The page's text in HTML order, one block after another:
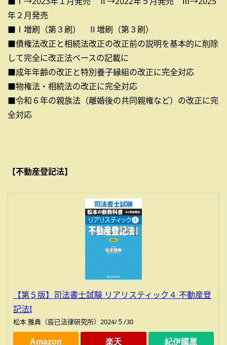
年２月発売
■Ⅰ増刷（第３刷） Ⅱ増刷（第３刷）
■債権法改正と相続法改正の改正前の説明を基本的に削除
して完全に改正法ベースの記載に
■成年年齢の改正と特別養子縁組の改正に完全対応
■物権法・相続法の改正に完全対応
■令和６年の親族法（離婚後の共同親権など）の改正に完
全対応
【不動産登記法】
【第５版】司法書士試験 リアリスティック４ 不動産登
記法I
松本 雅典（辰已法律研究所）2024/５/30
Amazon 楽天 紀伊國屋